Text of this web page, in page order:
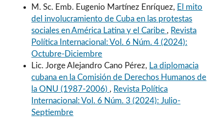
M. Sc. Emb. Eugenio Martínez Enríquez, El mito
del involucramiento de Cuba en las protestas
sociales en América Latina y el Caribe , Revista
Política Internacional: Vol. 6 Núm. 4 (2024):
Octubre-Diciembre
Lic. Jorge Alejandro Cano Pérez, La diplomacia
cubana en la Comisión de Derechos Humanos de
la ONU (1987-2006) , Revista Política
Internacional: Vol. 6 Núm. 3 (2024): Julio-
Septiembre